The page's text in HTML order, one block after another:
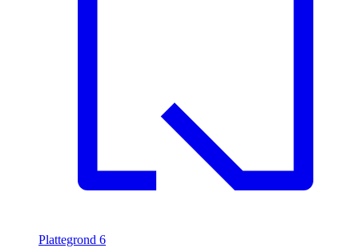
Plattegrond 6